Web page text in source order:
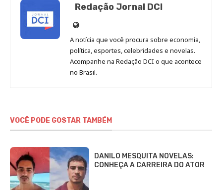
Redação Jornal DCI
Site
de
Redação
Jornal
DCI
A notícia que você procura sobre economia,
política, esportes, celebridades e novelas.
Acompanhe na Redação DCI o que acontece
no Brasil.
VOCÊ PODE GOSTAR TAMBÉM
DANILO MESQUITA NOVELAS:
CONHEÇA A CARREIRA DO ATOR